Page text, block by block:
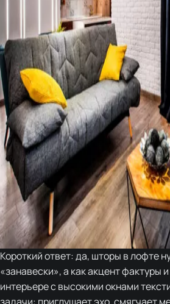
Короткий ответ: да, шторы в лофте
«занавески», а как акцент фактуры
интерьере с высокими окнами
задачи: приглушает эхо, смягчает